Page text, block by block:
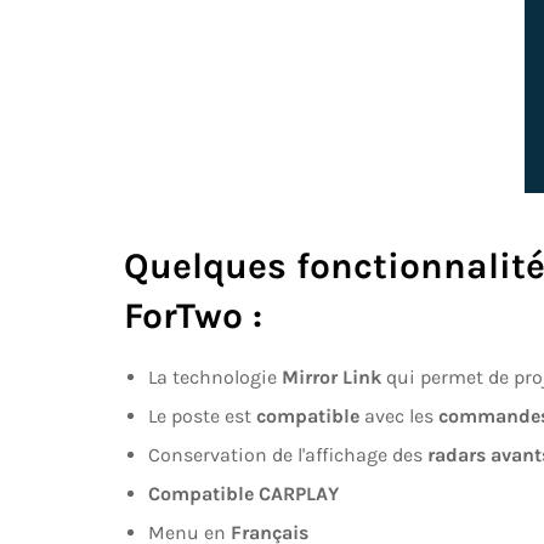
Quelques
ForTwo :
La technologie Mirror Link qui permet de
Le poste est compatible avec les
Conservation de l'affichage des radars
Compatible CARPLAY
Menu en Français